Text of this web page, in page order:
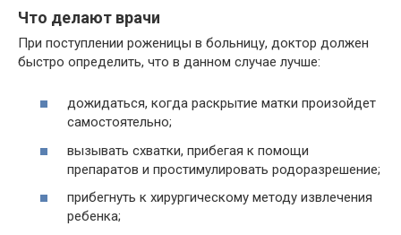
Что делают врачи
При поступлении роженицы в больницу, доктор должен
быстро определить, что в данном случае лучше:
дожидаться, когда раскрытие матки произойдет
самостоятельно;
вызывать схватки, прибегая к помощи
препаратов и простимулировать родоразрешение;
прибегнуть к хирургическому методу извлечения
ребенка;